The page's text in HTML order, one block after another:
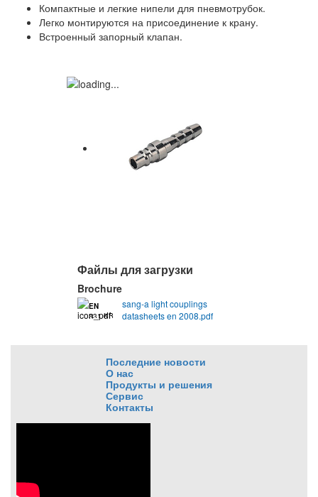
Компактные и легкие нипели для пневмотрубок.
Легко монтируются на присоединение к крану.
Встроенный запорный клапан.
Файлы для загрузки
Brochure
EN
331 KB
sang-a light couplings
datasheets en 2008.pdf
Последние новости
О нас
Продукты и решения
Сервис
Контакты